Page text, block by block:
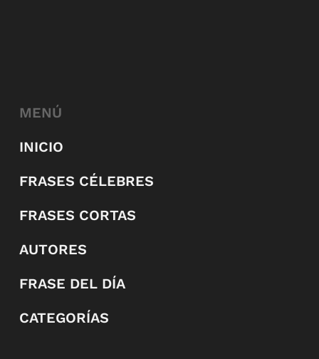
MENÚ
INICIO
FRASES CÉLEBRES
FRASES CORTAS
AUTORES
FRASE DEL DÍA
CATEGORÍAS